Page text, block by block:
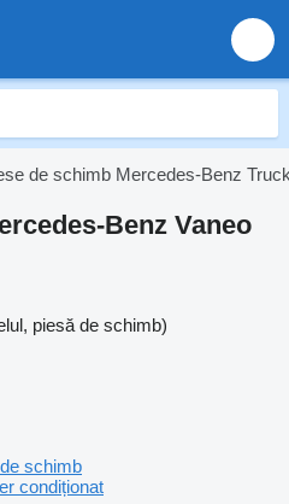
de schimb Mercedes-Benz
Benz Vaneo
piesă de schimb)
schimb
condiționat